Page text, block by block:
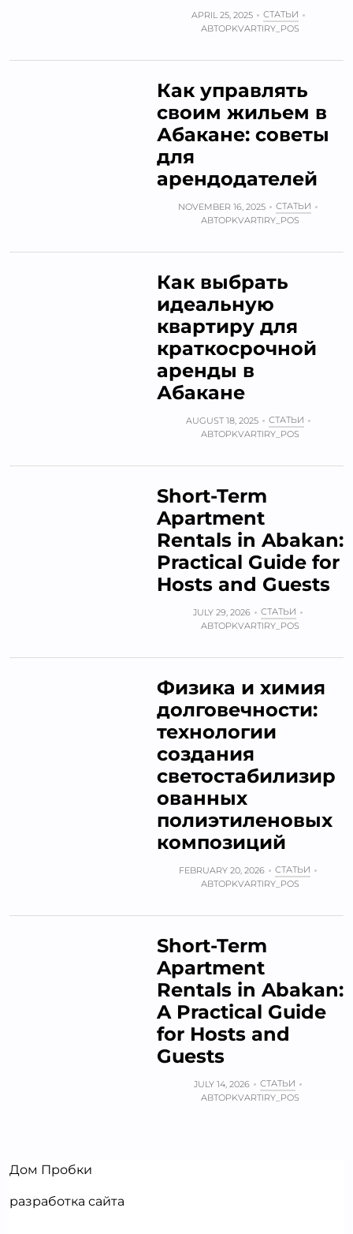
APRIL 25, 2025
СТАТЬИ
АВТОРKVARTIRY_POS
Как управлять
своим жильем в
Абакане: советы
для
арендодателей
NOVEMBER 16, 2025
СТАТЬИ
АВТОРKVARTIRY_POS
Как выбрать
идеальную
квартиру для
краткосрочной
аренды в
Абакане
AUGUST 18, 2025
СТАТЬИ
АВТОРKVARTIRY_POS
Short-Term
Apartment
Rentals in Abakan:
Practical Guide for
Hosts and Guests
JULY 29, 2026
СТАТЬИ
АВТОРKVARTIRY_POS
Физика и химия
долговечности:
технологии
создания
светостабилизир
ованных
полиэтиленовых
композиций
FEBRUARY 20, 2026
СТАТЬИ
АВТОРKVARTIRY_POS
Short-Term
Apartment
Rentals in Abakan:
A Practical Guide
for Hosts and
Guests
JULY 14, 2026
СТАТЬИ
АВТОРKVARTIRY_POS
Дом Пробки
разработка сайта